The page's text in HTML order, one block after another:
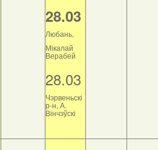
28.03
Любань,
Мікалай
Верабей
28.03
Чэрвеньскі
р-н, А.
Вінчэўскі